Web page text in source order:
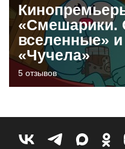
«Смешарики.
вселенные»
«Чучела»
5 отзывов